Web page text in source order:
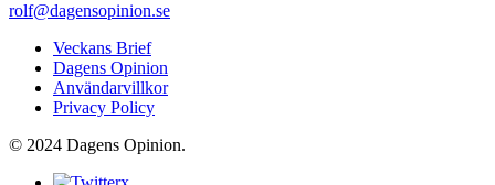
rolf@dagensopinion.se
Veckans Brief
Dagens Opinion
Användarvillkor
Privacy Policy
© 2024 Dagens Opinion.